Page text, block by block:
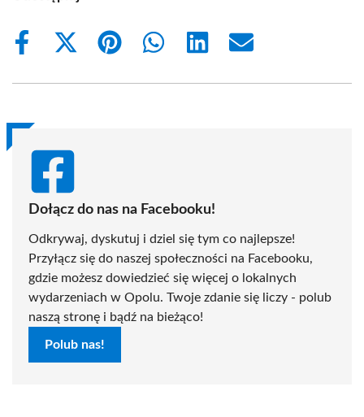
Share
Share
(Twitter)
Share
Share
Share
Share
Dołącz do nas na Facebooku!
Odkrywaj, dyskutuj i dziel się tym co najlepsze!
Przyłącz się do naszej społeczności na Facebooku,
gdzie możesz dowiedzieć się więcej o lokalnych
wydarzeniach w Opolu. Twoje zdanie się liczy - polub
naszą stronę i bądź na bieżąco!
Polub nas!